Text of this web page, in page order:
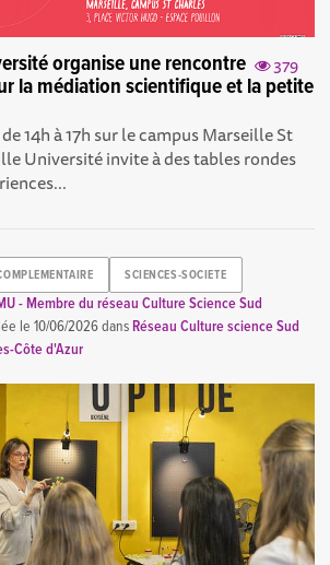
379
organise une rencontre
la médiation scientifique et la petite
14h à 17h sur le campus Marseille St
Université invite à des tables rondes
SCIENCES-SOCIETE
- Membre du réseau Culture Science Sud
le10/06/2026dansRéseau Culture science Sud
Côte d'Azur